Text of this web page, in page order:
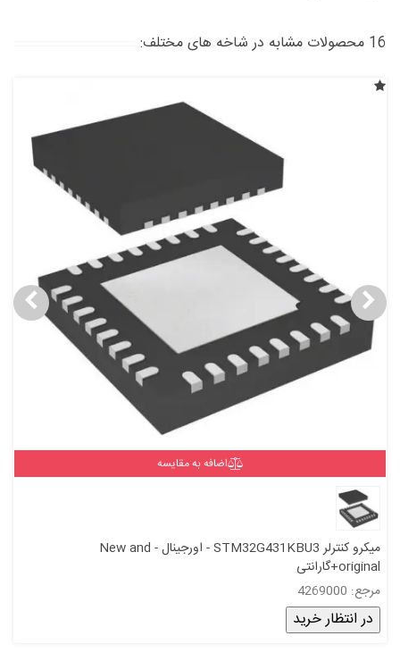
16 محصولات مشابه در شاخه های مختلف:
اضافه به مقایسه
میکرو کنترلر STM32G431KBU3 - اورجینال - New and
original+گارانتی
مرجع: 4269000
در انتظار خرید